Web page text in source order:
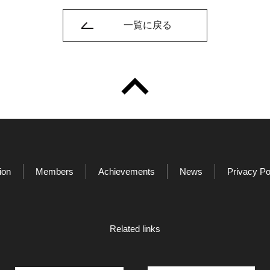
一覧に戻る
Members Achievements News Privacy
Related links